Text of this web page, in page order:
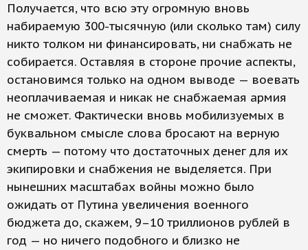
Получается, что всю эту огромную вновь
набираемую 300-тысячную (или сколько там) силу
никто толком ни финансировать, ни снабжать не
собирается. Оставляя в стороне прочие аспекты,
остановимся только на одном выводе — воевать
неоплачиваемая и никак не снабжаемая армия
не сможет. Фактически вновь мобилизуемых в
буквальном смысле слова бросают на верную
смерть — потому что достаточных денег для их
экипировки и снабжения не выделяется. При
нынешних масштабах войны можно было
ожидать от Путина увеличения военного
бюджета до, скажем, 9–10 триллионов рублей в
год — но ничего подобного и близко не